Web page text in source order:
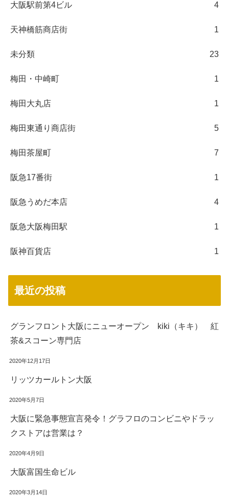
大阪駅前第4ビル 4
天神橋筋商店街 1
未分類 23
梅田・中崎町 1
梅田大丸店 1
梅田東通り商店街 5
梅田茶屋町 7
阪急17番街 1
阪急うめだ本店 4
阪急大阪梅田駅 1
阪神百貨店 1
最近の投稿
グランフロント大阪にニューオープン kiki（キキ） 紅
茶&スコーン専門店
2020年12月17日
リッツカールトン大阪
2020年5月7日
大阪に緊急事態宣言発令！グラフロのコンビニやドラッ
クストアは営業は？
2020年4月9日
大阪富国生命ビル
2020年3月14日